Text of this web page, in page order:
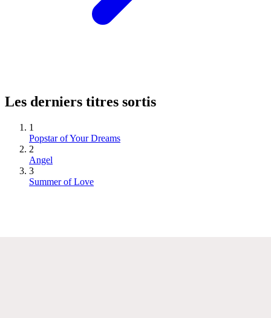
Les derniers titres sortis
1
Popstar of Your Dreams
2
Angel
3
Summer of Love